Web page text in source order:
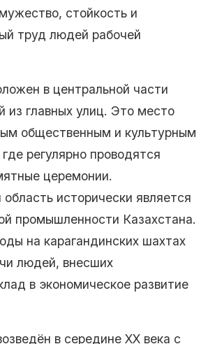
стойкость и
труд людей рабочей
в центральной части
из главных улиц. Это место
общественным и культурным
регулярно проводятся
церемонии.
область исторически является
промышленности Казахстана.
на карагандинских шахтах
людей, внесших
в экономическое развитие
в середине XX века с